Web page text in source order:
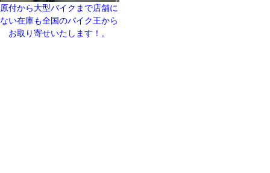
原付から大型バイクまで店舗に
ない在庫も全国のバイク王から
お取り寄せいたします！。